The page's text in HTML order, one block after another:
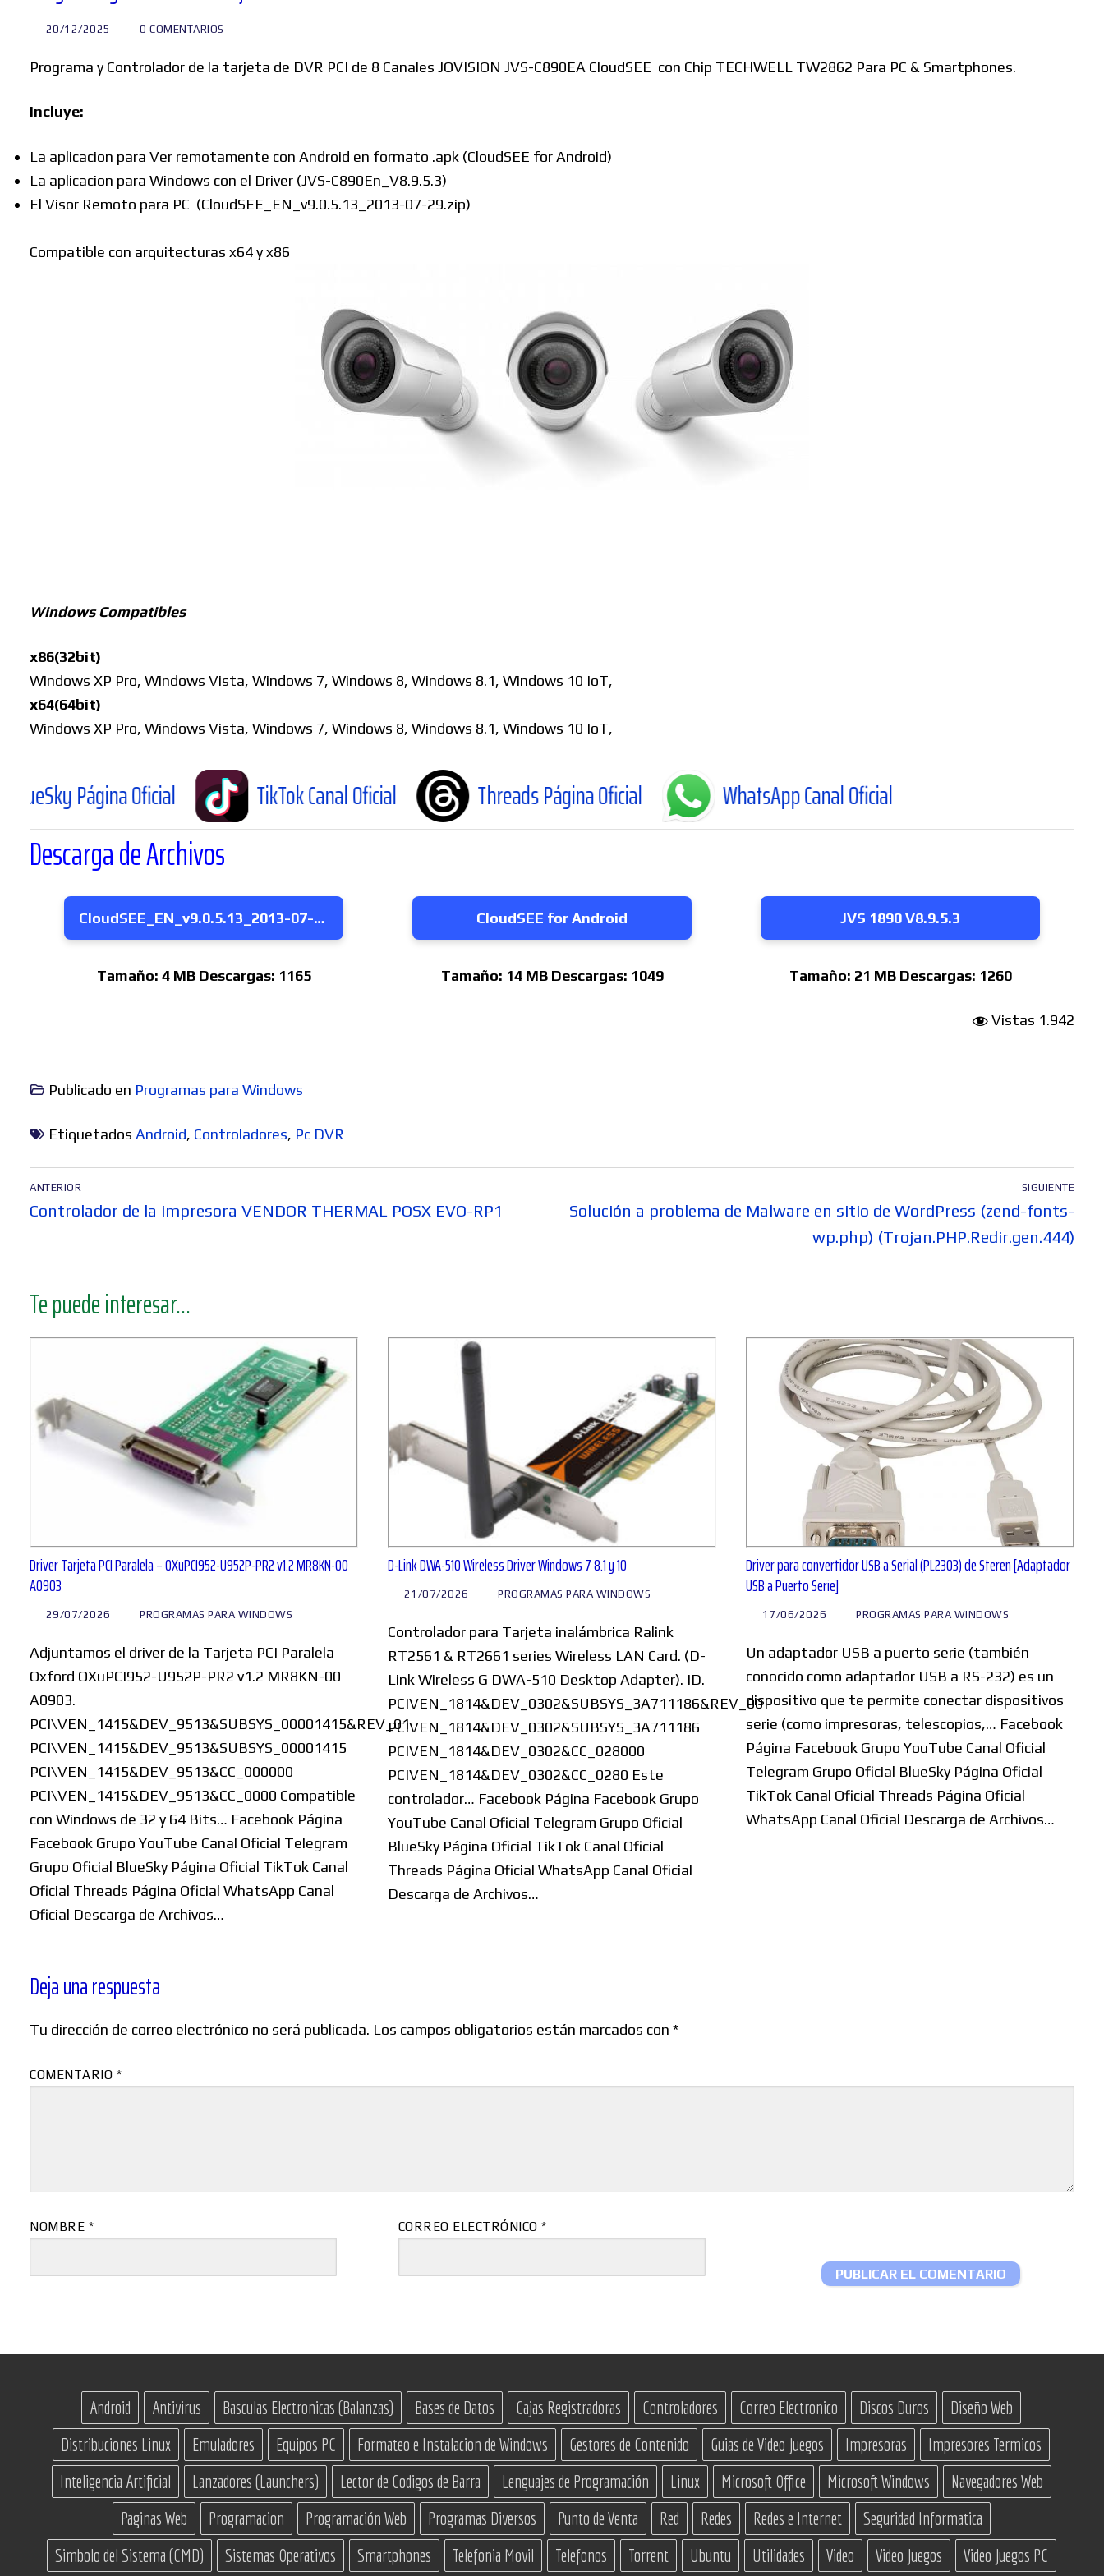
Soporte
Foros
20/12/2025 0 COMENTARIOS
Programa y Controlador de la tarjeta de DVR PCI de 8 Canales JOVISION JVS-C890EA CloudSEE con Chip TECHWELL TW2862 Para PC & Smartphones.
Incluye:
La aplicacion para Ver remotamente con Android en formato .apk (CloudSEE for Android)
La aplicacion para Windows con el Driver (JVS-C890En_V8.9.5.3)
El Visor Remoto para PC (CloudSEE_EN_v9.0.5.13_2013-07-29.zip)
Compatible con arquitecturas x64 y x86
Windows Compatibles
x86(32bit)
Windows XP Pro, Windows Vista, Windows 7, Windows 8, Windows 8.1, Windows 10 IoT,
x64(64bit)
Windows XP Pro, Windows Vista, Windows 7, Windows 8, Windows 8.1, Windows 10 IoT,
Página Oficial TikTok Canal Oficial Threads Página Oficial WhatsApp Canal Oficial
Descarga de Archivos
CloudSEE_EN_v9.0.5.13_2013-07-29
Tamaño: 4 MB Descargas: 1165
CloudSEE for Android
Tamaño: 14 MB Descargas: 1049
JVS 1890 V8.9.5.3
Tamaño: 21 MB Descargas: 1260
Vistas 1.942
Publicado en Programas para Windows
Etiquetados Android, Controladores, Pc DVR
Navegación
de
ANTERIOR
Entrada
Controlador de la impresora VENDOR THERMAL POSX EVO-RP1
SIGUIENTE
Entrada
Solución a problema de Malware en sitio de WordPress (zend-fonts-
wp.php) (Trojan.PHP.Redir.gen.444)
Te puede interesar...
Driver Tarjeta PCI Paralela – OXuPCI952-U952P-PR2 v1.2 MR8KN-00
A0903
29/07/2026 PROGRAMAS PARA WINDOWS
Adjuntamos el driver de la Tarjeta PCI Paralela
Oxford OXuPCI952-U952P-PR2 v1.2 MR8KN-00
A0903.
PCI\VEN_1415&DEV_9513&SUBSYS_00001415&REV_01
PCI\VEN_1415&DEV_9513&SUBSYS_00001415
PCI\VEN_1415&DEV_9513&CC_000000
PCI\VEN_1415&DEV_9513&CC_0000 Compatible
con Windows de 32 y 64 Bits… Facebook Página
Facebook Grupo YouTube Canal Oficial Telegram
Grupo Oficial BlueSky Página Oficial TikTok Canal
Oficial Threads Página Oficial WhatsApp Canal
Oficial Descarga de Archivos…
D-Link DWA-510 Wireless Driver Windows 7 8.1 y 10
21/07/2026 PROGRAMAS PARA WINDOWS
Controlador para Tarjeta inalámbrica Ralink
RT2561 & RT2661 series Wireless LAN Card. (D-
Link Wireless G DWA-510 Desktop Adapter). ID.
PCIVEN_1814&DEV_0302&SUBSYS_3A711186&REV_00
PCIVEN_1814&DEV_0302&SUBSYS_3A711186
PCIVEN_1814&DEV_0302&CC_028000
PCIVEN_1814&DEV_0302&CC_0280 Este
controlador… Facebook Página Facebook Grupo
YouTube Canal Oficial Telegram Grupo Oficial
BlueSky Página Oficial TikTok Canal Oficial
Threads Página Oficial WhatsApp Canal Oficial
Descarga de Archivos…
Driver para convertidor USB a Serial (PL2303) de Steren [Adaptador
USB a Puerto Serie]
17/06/2026 PROGRAMAS PARA WINDOWS
Un adaptador USB a puerto serie (también
conocido como adaptador USB a RS-232) es un
dispositivo que te permite conectar dispositivos
serie (como impresoras, telescopios,… Facebook
Página Facebook Grupo YouTube Canal Oficial
Telegram Grupo Oficial BlueSky Página Oficial
TikTok Canal Oficial Threads Página Oficial
WhatsApp Canal Oficial Descarga de Archivos…
Deja una respuesta
Tu dirección de correo electrónico no será publicada. Los campos obligatorios están marcados con *
COMENTARIO *
NOMBRE * CORREO ELECTRÓNICO*
Android Antivirus Basculas Electronicas (Balanzas) Bases de Datos Cajas Registradoras Controladores Correo Electronico Discos Duros
Diseño Web
Distribuciones Linux
Emuladores Equipos PC Formateo e Instalacion de Windows Gestores de Contenido Guias de Video Juegos Impresoras
Impresores Termicos
Inteligencia Artificial
Lanzadores (Launchers) Lector de Codigos de Barra Lenguajes de Programación Linux Microsoft Office Microsoft Windows
Navegadores Web
Paginas Web
Programacion Programación Web Programas Diversos Punto de Venta Red Redes Redes e Internet
Seguridad Informatica
Simbolo del Sistema (CMD)
Sistemas Operativos Smartphones Telefonia Movil Telefonos Torrent Ubuntu Utilidades Video Video Juegos Video Juegos PC